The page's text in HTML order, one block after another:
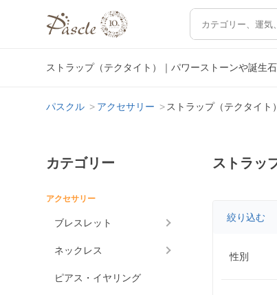
ストラップ（テクタイト）｜パワーストーンや誕生
パスクル アクセサリー ストラップ（テクタイト）
カテゴリー
アクセサリー
ブレスレット
ネックレス
ピアス・イヤリング
ストラッ
絞り込む
性別